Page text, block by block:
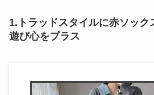
1.トラッドスタイルに赤ソック
遊び心をプラス